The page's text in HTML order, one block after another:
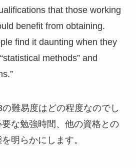
that those working
benefit from obtaining.
find it daunting when they
methods” and
難易度はどの程度なのでし
な勉強時間、他の資格との
明らかにします。